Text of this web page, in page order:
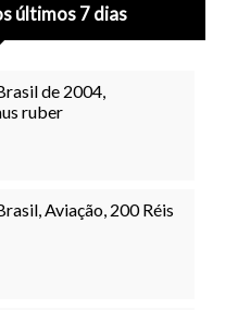
últimos 7 dias
de 2004,
ruber
Aviação, 200 Réis